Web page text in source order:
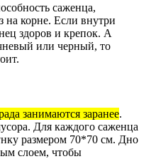
саженца,
на корне. Если внутри
здоров и крепок. А
или черный, то
занимаются заранее.
Для каждого саженца
размером 70*70 см. Дно
слоем, чтобы